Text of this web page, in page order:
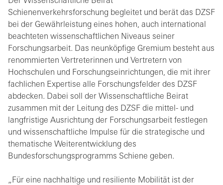
Schienenverkehrsforschung begleitet und berät das DZSF
bei der Gewährleistung eines hohen, auch international
beachteten wissenschaftlichen Niveaus seiner
Forschungsarbeit. Das neunköpfige Gremium besteht aus
renommierten Vertreterinnen und Vertretern von
Hochschulen und Forschungseinrichtungen, die mit ihrer
fachlichen Expertise alle Forschungsfelder des DZSF
abdecken. Dabei soll der Wissenschaftliche Beirat
zusammen mit der Leitung des DZSF die mittel- und
langfristige Ausrichtung der Forschungsarbeit festlegen
und wissenschaftliche Impulse für die strategische und
thematische Weiterentwicklung des
Bundesforschungsprogramms Schiene geben.
„Für eine nachhaltige und resiliente Mobilität ist der